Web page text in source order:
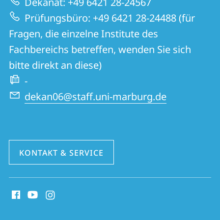
Website
und
Kulturwissenschaften
Prüfungsbüro: +49 6421 28-24488 (für
Fragen, die einzelne Institute des
Fachbereichs betreffen, wenden Sie sich
bitte direkt an diese)
-
dekan06@staff.uni-marburg.de
KONTAKT & SERVICE
Media